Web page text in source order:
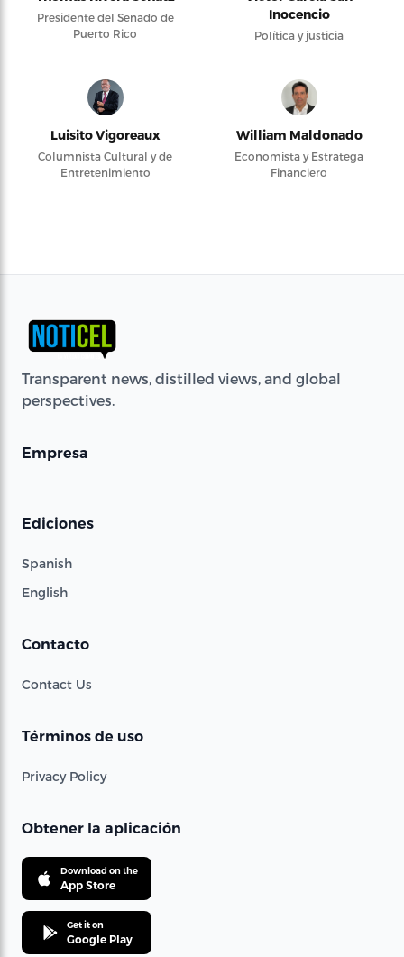
Presidente del Senado de
Puerto Rico
Inocencio
Política y justicia
Luisito Vigoreaux
Columnista Cultural y de
Entretenimiento
William Maldonado
Economista y Estratega
Financiero
Transparent news, distilled views, and global
perspectives.
Empresa
Ediciones
Spanish
English
Contacto
Contact Us
Términos de uso
Privacy Policy
Obtener la aplicación
Download on the
App Store
Get it on
Google Play